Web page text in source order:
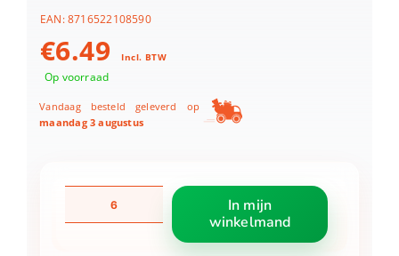
EAN:8716522108590
€6.49 Incl. BTW
Op voorraad
Vandaag besteld geleverd op
maandag 3 augustus
Theelichthouder
bloemen
In mijn
winkelmand